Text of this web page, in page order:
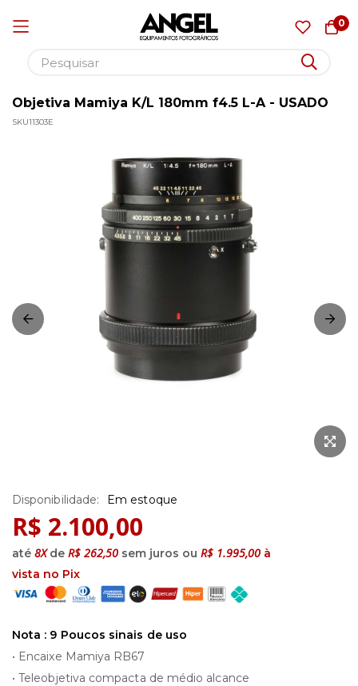
0
Pular
para
Objetiva Mamiya K/L 180mm f4.5 L-A - USADO
SKU11303E
para
o
início
da
Galeria
imagens
R$ 2.100,00
até 8Xde R$ 262,50 sem juros ou R$ 1.995,00 à
vista no Pix
Em estoque
Nota : 9 Poucos sinais de uso
• Encaixe Mamiya RB67
• Teleobjetiva compacta de médio alcance